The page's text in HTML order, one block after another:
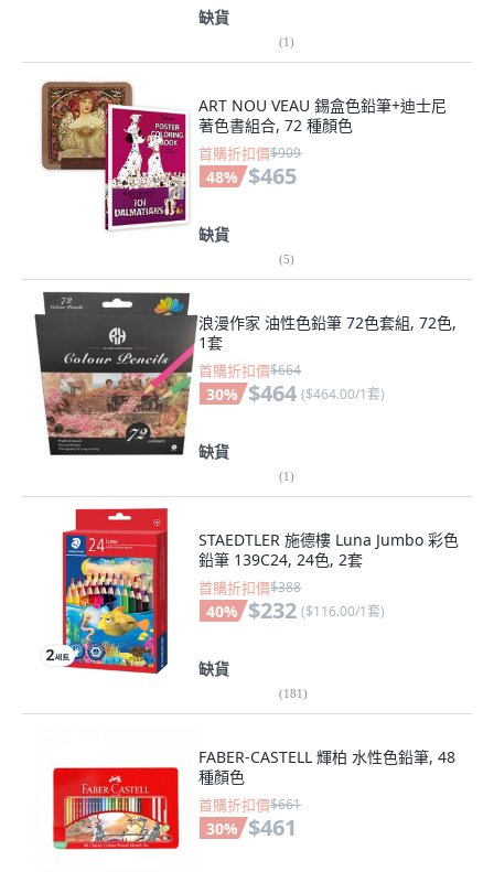
缺貨
(1)
ART NOU VEAU 錫盒色鉛筆+迪士尼
著色書組合, 72 種顏色
首購折扣價$909
48% $465
缺貨
(5)
浪漫作家 油性色鉛筆 72色套組, 72色,
1套
首購折扣價$664
30% $464 ($464.00/1套)
缺貨
(1)
STAEDTLER 施德樓 Luna Jumbo 彩色
鉛筆 139C24, 24色, 2套
首購折扣價$388
40% $232 ($116.00/1套)
缺貨
(181)
FABER-CASTELL 輝柏 水性色鉛筆, 48
種顏色
首購折扣價$661
30% $461